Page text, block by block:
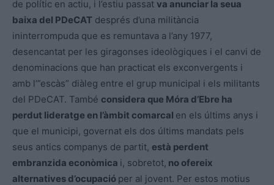
de polític en actiu, i l’estiu passat va anunciar la seua
baixa del PDeCAT després d’una militància
ininterrompuda que es remuntava a l’any 1977,
desencantat per les giragonses ideològiques i el canvi de
denominacions que han practicat els exconvergents i
amb l’”escàs” diàleg entre el grup municipal i els militants
del PDeCAT. També considera que Móra d’Ebre ha
perdut lideratge en l’àmbit comarcal en els últims anys i
que el municipi, governat els dos últims mandats pels
seus antics companys de partit, està perdent
embranzida econòmica i, sobretot, no ofereix
alternatives d’ocupació per al jovent. Per estos motius